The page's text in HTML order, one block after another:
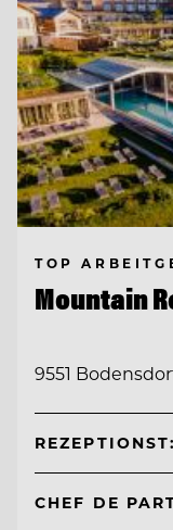
TOP
Mountain
9551
CHEF DE